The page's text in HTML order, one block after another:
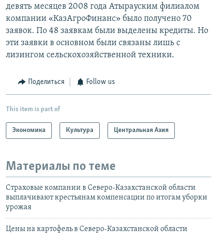
девять месяцев 2008 года Атырауским филиалом
компании «КазАгроФинанс» было получено 70
заявок. По 48 заявкам были выделены кредиты. Но
эти заявки в основном были связаны лишь с
лизингом сельскохозяйственной техники.
Поделиться Follow us
This item is part of
Экономика Культура Центральная Азия
Материалы по теме
Страховые компании в Северо-Казахстанской области
выплачивают крестьянам компенсации по итогам уборки
урожая
Цены на картофель в Северо-Казахстанской области